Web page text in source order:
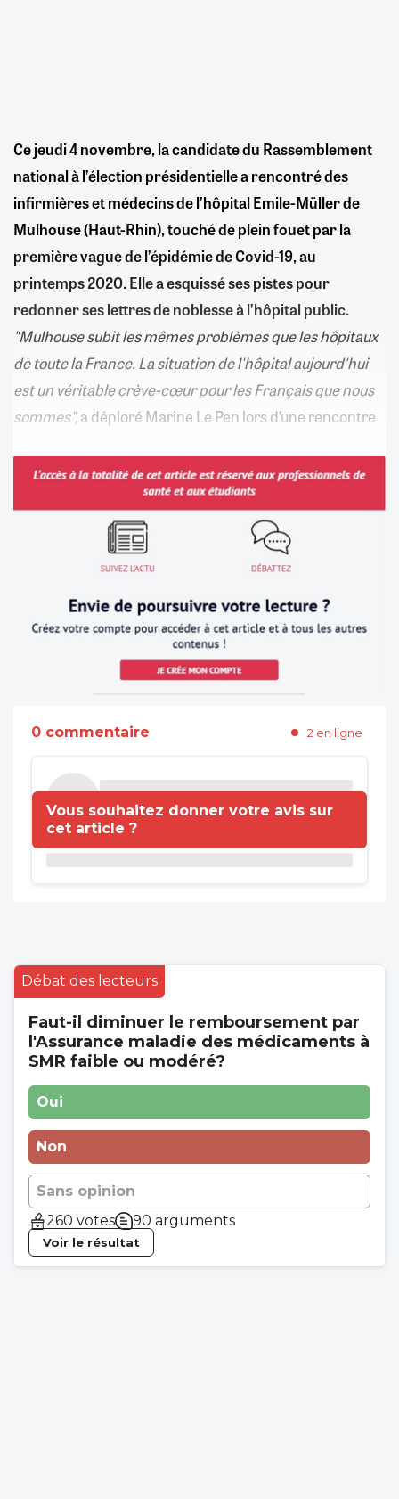
Ce jeudi 4 novembre, la candidate du Rassemblement
national à l’élection présidentielle a rencontré des
infirmières et médecins de l’hôpital Emile-Müller de
Mulhouse (Haut-Rhin), touché de plein fouet par la
première vague de l’épidémie de Covid-19, au
printemps 2020. Elle a esquissé ses pistes pour
redonner ses lettres de noblesse à l’hôpital public.
"Mulhouse subit les mêmes problèmes que les hôpitaux
de toute la France. La situation de l'hôpital aujourd'hui
est un véritable crève-cœur pour les Français que nous
sommes",a déploré Marine Le Pen lors d’une rencontre
0 commentaire 2 en ligne
Vous souhaitez donner votre avis sur
cet article ?
Débat des lecteurs
Faut-il diminuer le remboursement par
l'Assurance maladie des médicaments à
SMR faible ou modéré?
Oui
Non
Sans opinion
260 votes
90 arguments
Voir le résultat